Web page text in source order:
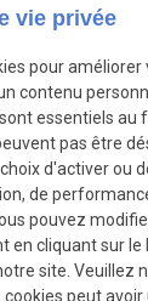
propos
engagée en
vie privée
pour
contenu
essentiels au
pas être
d'activer ou
de
pouvez
en cliquant sur le
site. Veuillez
peut